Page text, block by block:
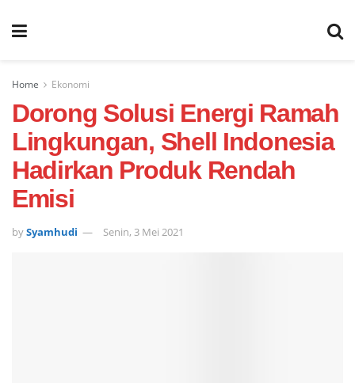
Home Ekonomi
Dorong Solusi Energi Ramah
Lingkungan, Shell Indonesia
Hadirkan Produk Rendah
Emisi
bySyamhudi Senin, 3 Mei 2021